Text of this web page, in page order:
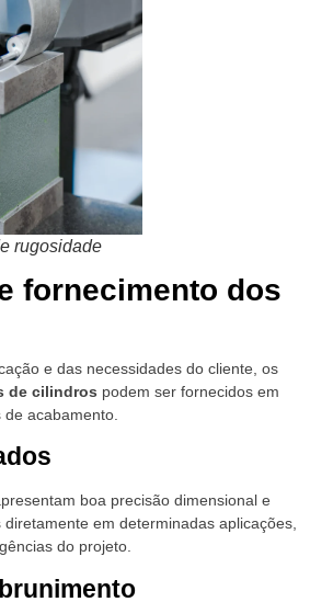
rugosidade
fornecimento dos
e das necessidades do cliente, os
de cilindros podem ser fornecidos em
acabamento.
boa precisão dimensional e
em determinadas aplicações,
do projeto.